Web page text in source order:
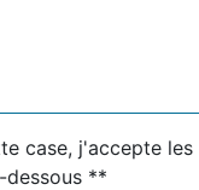
case, j'accepte
**